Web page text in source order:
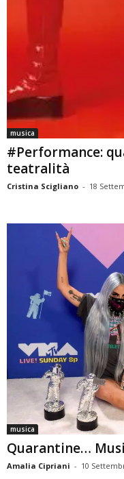
musica
#Performance:
teatralità
Cristina Scigliano - 18
musica
Quarantine…
Amalia Cipriani - 10